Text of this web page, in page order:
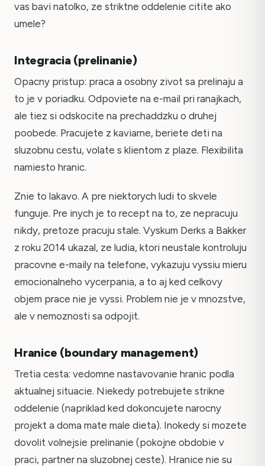
vas bavi natolko, ze striktne oddelenie citite ako
umele?
Integracia (prelinanie)
Opacny pristup: praca a osobny zivot sa prelinaju a
to je v poriadku. Odpoviete na e-mail pri ranajkach,
ale tiez si odskocite na prechaddzku o druhej
poobede. Pracujete z kaviarne, beriete deti na
sluzobnu cestu, volate s klientom z plaze. Flexibilita
namiesto hranic.
Znie to lakavo. A pre niektorych ludi to skvele
funguje. Pre inych je to recept na to, ze nepracuju
nikdy, pretoze pracuju stale. Vyskum Derks a Bakker
z roku 2014 ukazal, ze ludia, ktori neustale kontroluju
pracovne e-maily na telefone, vykazuju vyssiu mieru
emocionalneho vycerpania, a to aj ked celkovy
objem prace nie je vyssi. Problem nie je v mnozstve,
ale v nemoznosti sa odpojit.
Hranice (boundary management)
Tretia cesta: vedomne nastavovanie hranic podla
aktualnej situacie. Niekedy potrebujete strikne
oddelenie (napriklad ked dokoncujete narocny
projekt a doma mate male dieta). Inokedy si mozete
dovolit volnejsie prelinanie (pokojne obdobie v
praci, partner na sluzobnej ceste). Hranice nie su